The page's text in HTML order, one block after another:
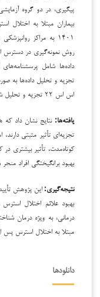
پیگیری، در دو گروه
بیماران مبتلا به اختلال
روش نمونه‌گیری در دسترس
داده‌ها شامل
تجزیه و تحلیل داده‌ها به
اس اس ۲۲ تجزیه و تحلیل شد.
یافته‌ها: نتایج نشان داد
تجزیه‌ای تأثیر مثبتی
کوتاه‌مدت، تأثیر بیشتری
بهبود برانگیختگی افراد
نتیجه‌گیری: این پژوهش
بهبود علائم اختلال
درمانی، به ویژه درمان
مبتلا به اختلال استرس پس
دانلودها